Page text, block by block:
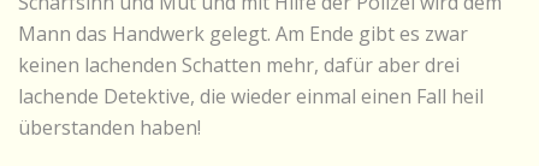
Mann das Handwerk gelegt. Am Ende gibt es zwar
keinen lachenden Schatten mehr, dafür aber drei
lachende Detektive, die wieder einmal einen Fall heil
überstanden haben!